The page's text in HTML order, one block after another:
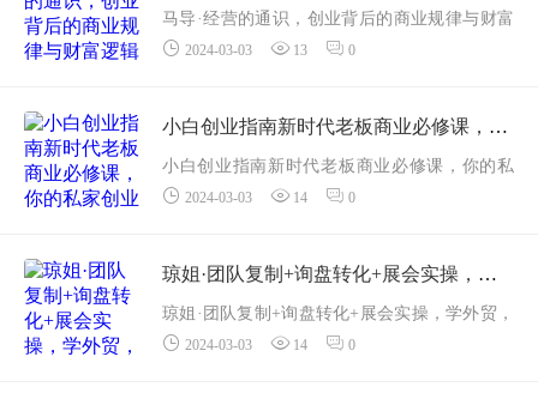
001.开篇.mp4
002...
马导·经营的通识，创业背后的商业规律与财富
逻辑资源简介：马导·经营的通识，?创业背后的
如果你也苦于这些困惑
马导的这门创业的底...
2024-03-03 13 0
小白创业指南新时代老板商业必修课，你的私家创业实操大全
小白创业指南新时代老板商业必修课，你的私
家创业实操大全资源简介：小白创业指南新时
课程内容：
001-第1节课老板必学的商...
2024-03-03 14 0
琼姐·团队复制+询盘转化+展会实操，学外贸，做跨境
琼姐·团队复制+询盘转化+展会实操，学外贸，
做跨境资源简介：琼姐·团队复制+询盘转化+展
2024-03-03 14 0